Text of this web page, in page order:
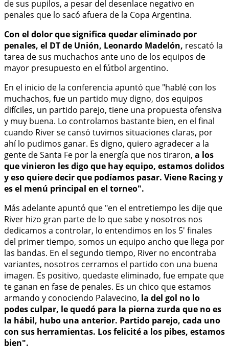
de sus pupilos, a pesar del desenlace negativo en
penales que lo sacó afuera de la Copa Argentina.
Con el dolor que significa quedar eliminado por
penales, el DT de Unión, Leonardo Madelón, rescató la
tarea de sus muchachos ante uno de los equipos de
mayor presupuesto en el fútbol argentino.
En el inicio de la conferencia apuntó que "hablé con los
muchachos, fue un partido muy digno, dos equipos
difíciles, un partido parejo, tiene una propuesta ofensiva
y muy buena. Lo controlamos bastante bien, en el final
cuando River se cansó tuvimos situaciones claras, por
ahí lo pudimos ganar. Es digno, quiero agradecer a la
gente de Santa Fe por la energía que nos tiraron, a los
que vinieron les digo que hay equipo, estamos dolidos
y eso quiere decir que podíamos pasar. Viene Racing y
es el menú principal en el torneo".
Más adelante apuntó que "en el entretiempo les dije que
River hizo gran parte de lo que sabe y nosotros nos
dedicamos a controlar, lo entendimos en los 5' finales
del primer tiempo, somos un equipo ancho que llega por
las bandas. En el segundo tiempo, River no encontraba
variantes, nosotros cerramos el partido con una buena
imagen. Es positivo, quedaste eliminado, fue empate que
te ganan en fase de penales. Es un chico que estamos
armando y conociendo Palavecino, la del gol no lo
podes culpar, le quedó para la pierna zurda que no es
la hábil, hubo una anterior. Partido parejo, cada uno
con sus herramientas. Los felicité a los pibes, estamos
bien".